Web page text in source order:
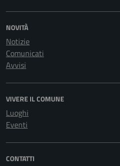
NOVITÀ
Notizie
Comunicati
Avvisi
VIVERE IL COMUNE
Luoghi
Eventi
CONTATTI